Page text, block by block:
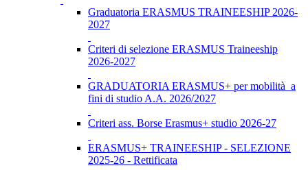
Graduatoria ERASMUS TRAINEESHIP 2026-
2027
Criteri di selezione ERASMUS Traineeship
2026-2027
GRADUATORIA ERASMUS+ per mobilità a
fini di studio A.A. 2026/2027
Criteri ass. Borse Erasmus+ studio 2026-27
ERASMUS+ TRAINEESHIP - SELEZIONE
2025-26 - Rettificata